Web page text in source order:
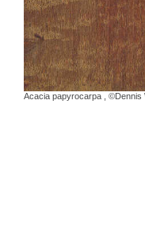
Acacia papyrocarpa ©Dennis